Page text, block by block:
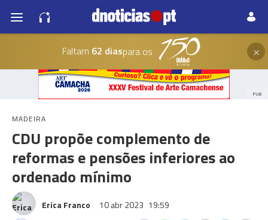
Faltam 62 diaspara os ×
PUB
MADEIRA
CDU propõe complemento de
reformas e pensões inferiores ao
ordenado mínimo
Erica Franco 10 abr 2023 19:59